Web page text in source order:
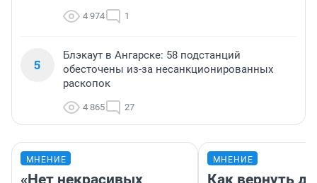
4 974 1
5
Блэкаут в Ангарске: 58 подстанций
обесточены из-за несанкционированных
раскопок
4 865 27
МНЕНИЕ
«Нет некрасивых
МНЕНИЕ
Как вернуть